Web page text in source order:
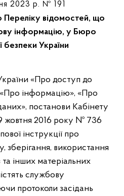
2023 р. № 191
Переліку відомостей, що
інформацію, у Бюро
безпеки України
«Про інформацію», «Про
постанови Кабінету
жовтня 2016 року № 736
інструкції про
зберігання, використання
інших матеріальних
службову
протоколи засідань